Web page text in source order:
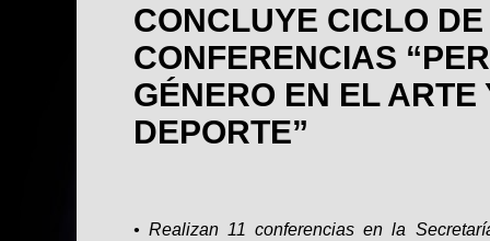
CONCLUYE CICLO DE
CONFERENCIAS
GÉNERO EN EL ARTE
DEPORTE”
• Realizan 11 conferencias en la